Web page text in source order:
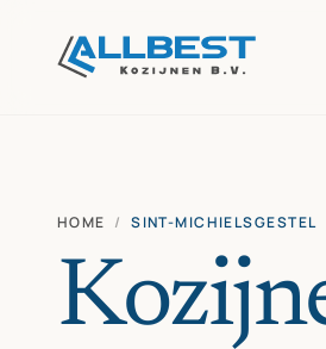
HOME / SINT-MICHIELSGESTEL